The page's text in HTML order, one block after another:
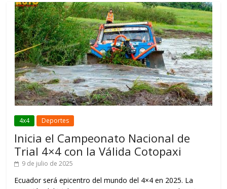
4x4 Deportes
Inicia el Campeonato Nacional de
Trial 4×4 con la Válida Cotopaxi
9 de julio de 2025
Ecuador será epicentro del mundo del 4×4 en 2025. La